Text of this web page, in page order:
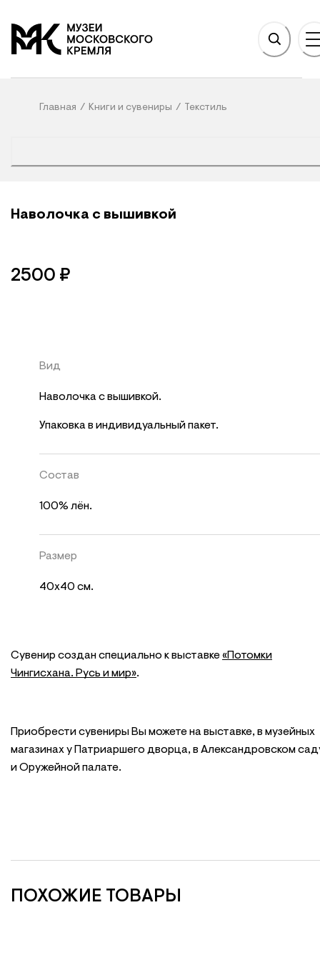
На главную
Главная / Книги и сувениры / Текстиль
Наволочка с вышивкой
2500 ₽
Вид
Наволочка с вышивкой.
Упаковка в индивидуальный пакет.
Состав
100% лён.
Размер
40х40 см.
Сувенир создан специально к выставке«Потомки
Чингисхана. Русь и мир».
Приобрести сувениры Вы можете на выставке, в музейных
магазинах у Патриаршего дворца, в Александровском
и Оружейной палате.
ПОХОЖИЕ ТОВАРЫ